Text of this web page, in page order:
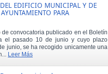
EDIFICIO MUNICIPAL Y DE
PARA
convocatoria publicado en el Boletín
el pasado 10 de junio y cuyo plazo
junio, se ha recogido unicamente una
Leer Más